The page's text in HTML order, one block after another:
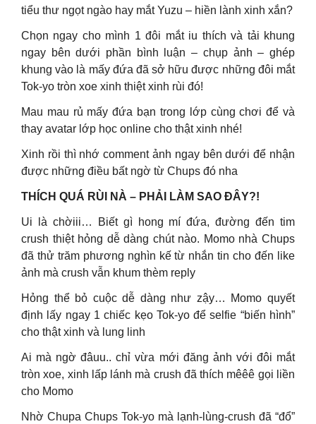
tiểu thư ngọt ngào hay mắt Yuzu – hiền lành xinh xắn?
Chọn ngay cho mình 1 đôi mắt iu thích và tải khung
ngay bên dưới phần bình luận – chụp ảnh – ghép
khung vào là mấy đứa đã sở hữu được những đôi mắt
Tok-yo tròn xoe xinh thiệt xinh rùi đó!
Mau mau rủ mấy đứa bạn trong lớp cùng chơi để và
thay avatar lớp học online cho thật xinh nhé!
Xinh rồi thì nhớ comment ảnh ngay bên dưới để nhận
được những điều bất ngờ từ Chups đó nha
THÍCH QUÁ RÙI NÀ – PHẢI LÀM SAO ĐÂY?!
Ui là chờiii… Biết gì hong mí đứa, đường đến tim
crush thiệt hỏng dễ dàng chút nào. Momo nhà Chups
đã thử trăm phương nghìn kế từ nhắn tin cho đến like
ảnh mà crush vẫn khum thèm reply
Hỏng thể bỏ cuộc dễ dàng như zậy… Momo quyết
định lấy ngay 1 chiếc kẹo Tok-yo để selfie “biến hình”
cho thật xinh và lung linh
Ai mà ngờ đâuu.. chỉ vừa mới đăng ảnh với đôi mắt
tròn xoe, xinh lấp lánh mà crush đã thích mêêê gọi liền
cho Momo
Nhờ Chupa Chups Tok-yo mà lạnh-lùng-crush đã “đổ”